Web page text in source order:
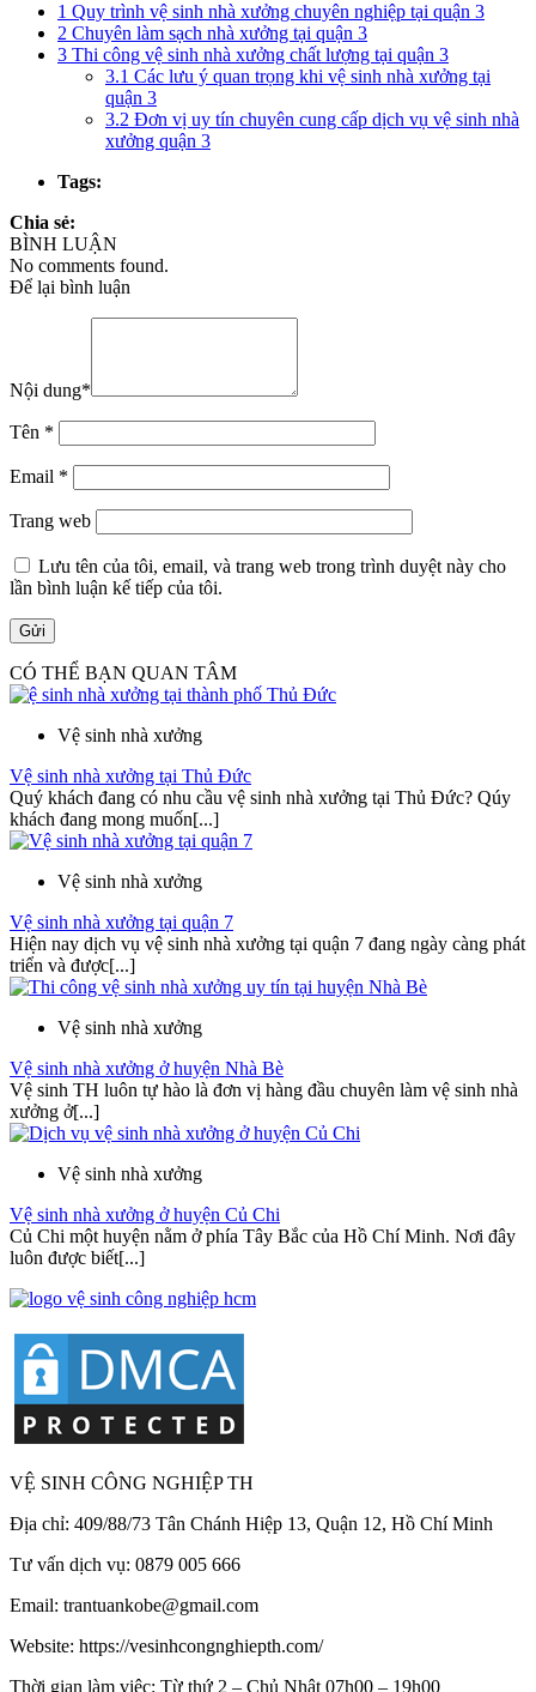
1 Quy trình vệ sinh nhà xưởng chuyên nghiệp tại quận 3
2 Chuyên làm sạch nhà xưởng tại quận 3
3 Thi công vệ sinh nhà xưởng chất lượng tại quận 3
3.1 Các lưu ý quan trọng khi vệ sinh nhà xưởng tại
quận 3
3.2 Đơn vị uy tín chuyên cung cấp dịch vụ vệ sinh nhà
xưởng quận 3
Tags:
Chia sẻ:
BÌNH LUẬN
No comments found.
Để lại bình luận
Nội dung*
Tên *
Email *
Trang web
Lưu tên của tôi, email, và trang web trong trình duyệt này cho
lần bình luận kế tiếp của tôi.
CÓ THỂ BẠN QUAN TÂM
Vệ sinh nhà xưởng
Vệ sinh nhà xưởng tại Thủ Đức
Quý khách đang có nhu cầu vệ sinh nhà xưởng tại Thủ Đức? Qúy
khách đang mong muốn[...]
Vệ sinh nhà xưởng
Vệ sinh nhà xưởng tại quận 7
Hiện nay dịch vụ vệ sinh nhà xưởng tại quận 7 đang ngày càng phát
triển và được[...]
Vệ sinh nhà xưởng
Vệ sinh nhà xưởng ở huyện Nhà Bè
Vệ sinh TH luôn tự hào là đơn vị hàng đầu chuyên làm vệ sinh nhà
xưởng ở[...]
Vệ sinh nhà xưởng
Vệ sinh nhà xưởng ở huyện Củ Chi
Củ Chi một huyện nằm ở phía Tây Bắc của Hồ Chí Minh. Nơi đây
luôn được biết[...]
VỆ SINH CÔNG NGHIỆP TH
Địa chỉ: 409/88/73 Tân Chánh Hiệp 13, Quận 12, Hồ Chí Minh
Tư vấn dịch vụ: 0879 005 666
Email: trantuankobe@gmail.com
Website: https://vesinhcongnghiepth.com/
Thời gian làm việc: Từ thứ 2 – Chủ Nhật 07h00 – 19h00